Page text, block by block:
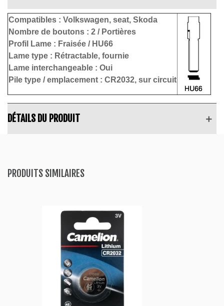
Compatibles : Volkswagen, seat, Skoda
Nombre de boutons : 2 / Portières
Profil Lame : Fraisée / HU66
Lame type : Rétractable, fournie
Lame interchangeable : Oui
Pile type / emplacement : CR2032, sur circuit
DÉTAILS DU PRODUIT
PRODUITS SIMILAIRES